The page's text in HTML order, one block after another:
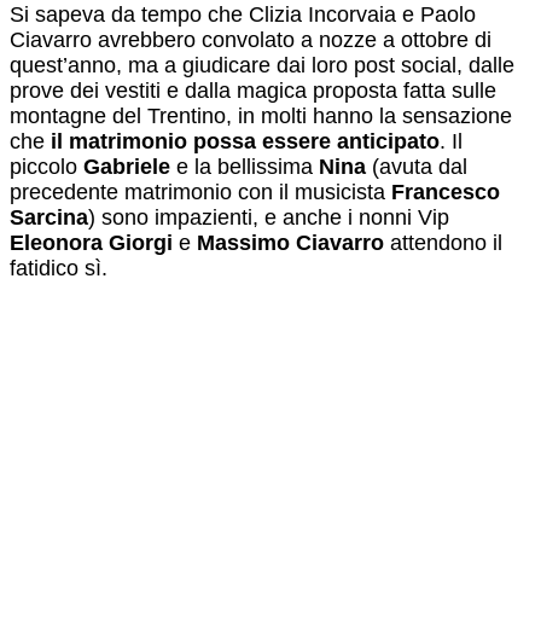
Si sapeva da tempo che Clizia Incorvaia e Paolo
Ciavarro avrebbero convolato a nozze a ottobre di
quest’anno, ma a giudicare dai loro post social, dalle
prove dei vestiti e dalla magica proposta fatta sulle
montagne del Trentino, in molti hanno la sensazione
che il matrimonio possa essere anticipato. Il
piccolo Gabriele e la bellissima Nina (avuta dal
precedente matrimonio con il musicista Francesco
Sarcina) sono impazienti, e anche i nonni Vip
Eleonora Giorgi e Massimo Ciavarro attendono il
fatidico sì.